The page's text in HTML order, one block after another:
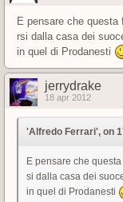
E pensare che
rsi dalla casa dei
in quel di Prodanesti
jerrydrake
18 apr 2012
'Alfredo Ferrari', on
E pensare che
si dalla casa dei
in quel di Prodanesti